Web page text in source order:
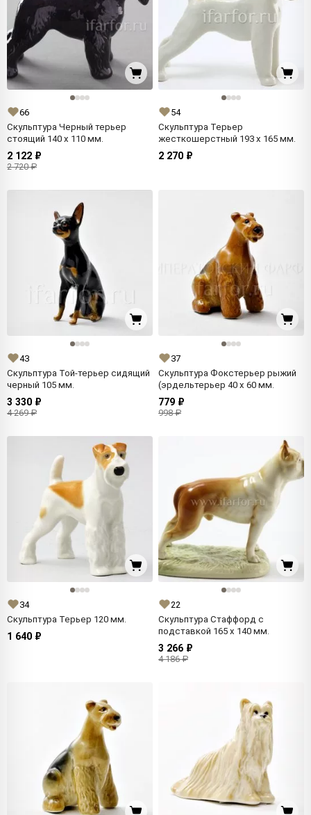
66
Скульптура Черный терьер
стоящий 140 x 110 мм.
2 122 ₽
2 720 ₽
54
Скульптура Терьер
жесткошерстный 193 x 165 мм.
2 270 ₽
43
Скульптура Той-терьер сидящий
черный 105 мм.
3 330 ₽
4 269 ₽
37
Скульптура Фокстерьер рыжий
(эрдельтерьер 40 x 60 мм.
779 ₽
998 ₽
34
Скульптура Терьер 120 мм.
1 640 ₽
22
Скульптура Стаффорд с
подставкой 165 x 140 мм.
3 266 ₽
4 186 ₽